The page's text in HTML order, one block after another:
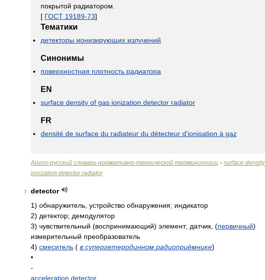
покрытой радиатором
[ ГОСТ 19189-73]
Тематики
детекторы ионизирующих излучений
Синонимы
поверхностная плотность радиатора
EN
surface density of gas ionization detector radiator
FR
densité de surface du radiateur du détecteur d'ionisation à gaz
Англо-русский словарь нормативно-технической терминологии > surface density
ionization detector radiator
7
detector
1) обнаружитель устройство обнаружения; индикатор
2) детектор; демодулятор
3) чувствительный (воспринимающий) элемент; датчик , (первичный)
измерительный преобразователь
4) смеситель ( в супергетеродинном радиоприёмнике)
•
-
acceleration detector